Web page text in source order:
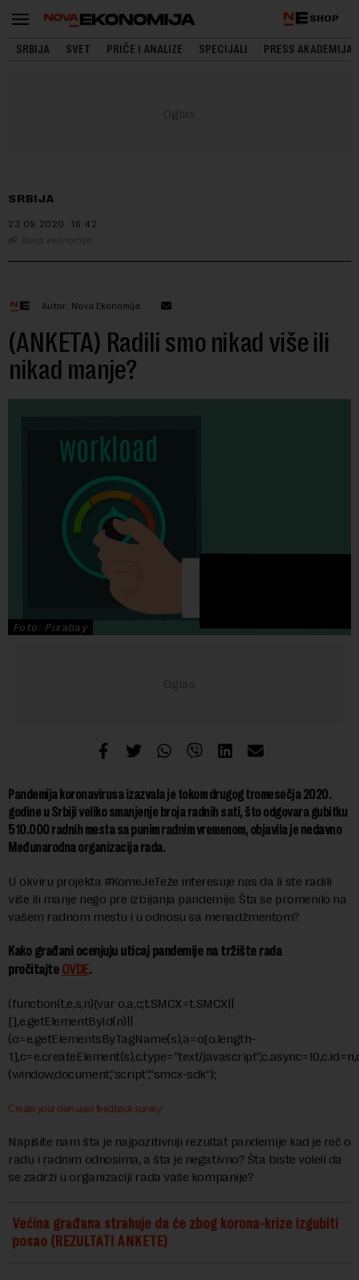
SHOP
SRBIJA SVET PRIČE I ANALIZE SPECIJALI PRESS AKADEMIJA
SRBIJA
23.09.2020. 16:42
Nova ekonomija
Autor: Nova Ekonomija
(ANKETA) Radili smo nikad više ili
nikad manje?
Foto: Pixabay
Pandemija koronavirusa izazvala je tokom drugog tromesečja 2020.
godine u Srbiji veliko smanjenje broja radnih sati, što odgovara gubitku
510.000 radnih mesta sa punim radnim vremenom, objavila je nedavno
Međunarodna organizacija rada.
U okviru projekta #KomeJeTeže interesuje nas da li ste radili
više ili manje nego pre izbijanja pandemije. Šta se promenilo na
vašem radnom mestu i u odnosu sa menadžmentom?
Kako građani ocenjuju uticaj pandemije na tržište rada
pročitajte OVDE.
(function(t,e,s,n){var o,a,c;t.SMCX=t.SMCX||
[],e.getElementById(n)||
(o=e.getElementsByTagName(s),a=o[o.length-
1],c=e.createElement(s),c.type=“text/
(window,document,“script“,“smcx-sdk“);
Create your own user feedback survey
Napišite nam šta je najpozitivniji rezultat pandemije kad je reč o
radu i radnim odnosima, a šta je negativno? Šta biste voleli da
se zadrži u organizaciji rada vaše kompanije?
Većina građana strahuje da će zbog korona-krize izgubiti
posao (REZULTATI ANKETE)